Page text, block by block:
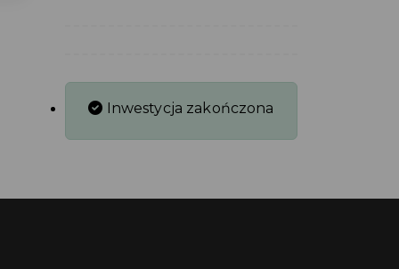
Inwestycja zakończona